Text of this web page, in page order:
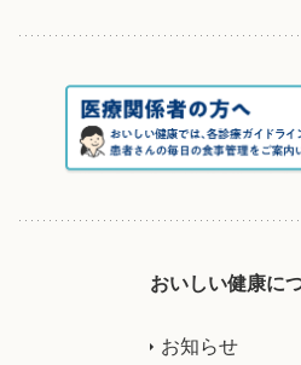
おいしい健康に
お知らせ